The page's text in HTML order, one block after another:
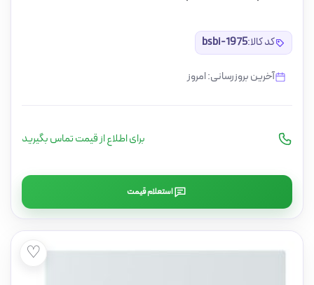
کد کالا:bsbi-1975
آخرین بروزرسانی: امروز
برای اطلاع از قیمت تماس بگیرید
استعلام قیمت
♡